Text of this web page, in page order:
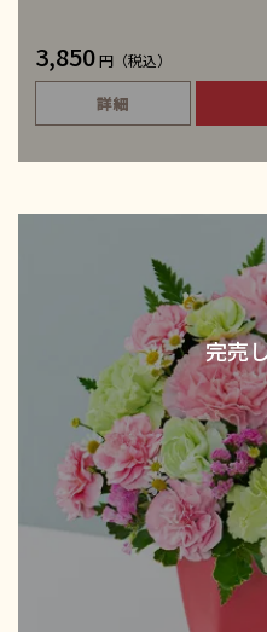
3,850円（税込）
詳細